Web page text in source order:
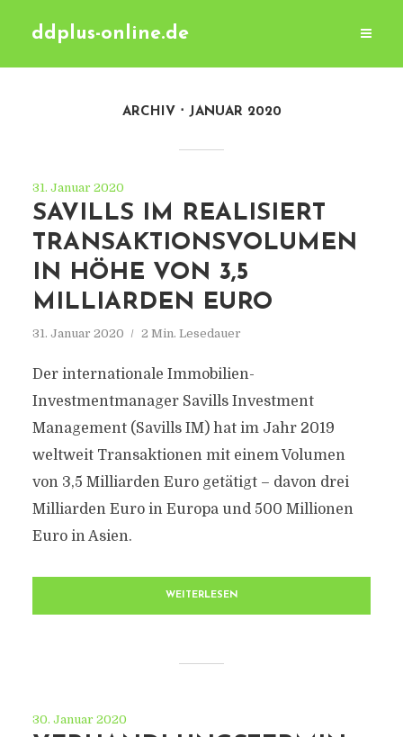
ddplus-online.de
ARCHIV JANUAR 2020
31. Januar 2020
SAVILLS IM REALISIERT
TRANSAKTIONSVOLUMEN
IN HÖHE VON 3,5
MILLIARDEN EURO
31. Januar 2020 2 Min. Lesedauer
Der internationale Immobilien-
Investmentmanager Savills Investment
Management (Savills IM) hat im Jahr 2019
weltweit Transaktionen mit einem Volumen
von 3,5 Milliarden Euro getätigt – davon drei
Milliarden Euro in Europa und 500 Millionen
Euro in Asien.
WEITERLESEN
30. Januar 2020